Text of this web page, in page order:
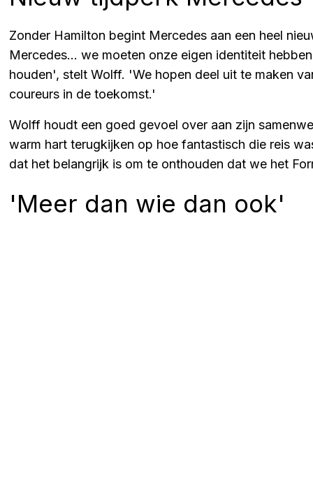
Zonder Hamilton begint Mercedes aan een heel
Mercedes... we moeten onze eigen identiteit
houden', stelt Wolff. 'We hopen deel uit te maken
coureurs in de toekomst.'
Wolff houdt een goed gevoel over aan zijn
warm hart terugkijken op hoe fantastisch die reis
dat het belangrijk is om te onthouden dat we het
'Meer dan wie dan ook'